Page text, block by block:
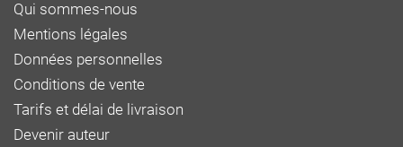
Qui sommes-nous
Mentions légales
Données personnelles
Conditions de vente
Tarifs et délai de livraison
Devenir auteur